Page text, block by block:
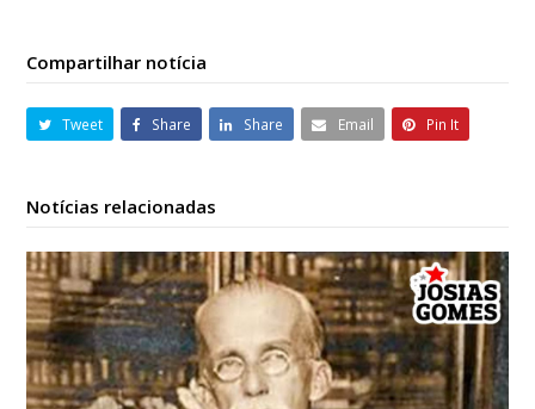
Compartilhar notícia
Tweet Share Share Email Pin It
Notícias relacionadas